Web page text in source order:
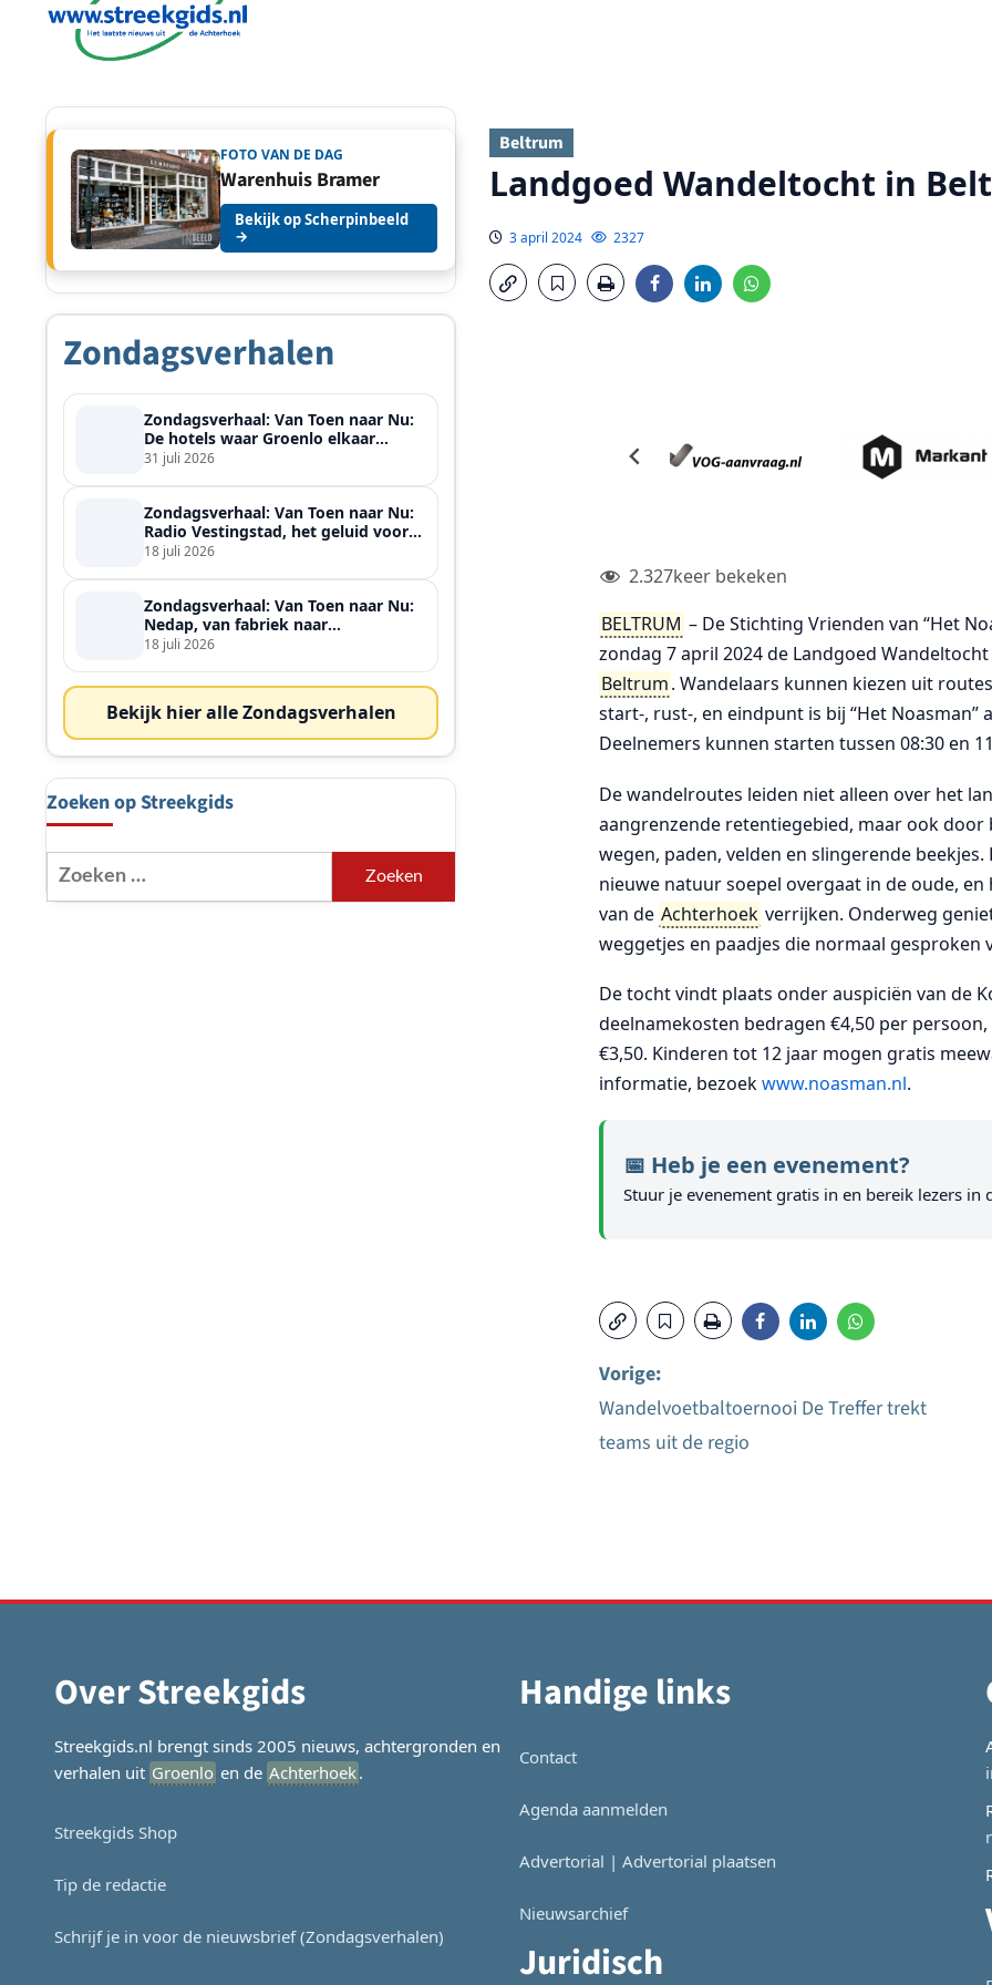
Beltrum
Landgoed Wandeltocht in
3 april 2024 2327
2.327keer bekeken
BELTRUM – De Stichting Vrienden van “Het
zondag 7 april 2024 de Landgoed
Beltrum. Wandelaars kunnen kiezen uit
start-, rust-, en eindpunt is bij “Het Noasman”
Deelnemers kunnen starten tussen 08:30 en
De wandelroutes leiden niet alleen over het
aangrenzende retentiegebied, maar ook
wegen, paden, velden en slingerende
nieuwe natuur soepel overgaat in de oude,
van de Achterhoek verrijken. Onderweg
weggetjes en paadjes die normaal gesproken
De tocht vindt plaats onder auspiciën van de
deelnamekosten bedragen €4,50 per
€3,50. Kinderen tot 12 jaar mogen gratis
informatie, bezoekwww.noasman.nl.
📅 Heb je een evenement?
Stuur je evenement gratis in en bereik lezers in
Bericht
Vorige:
Wandelvoetbaltoernooi De Treffer trekt
teams uit de regio
FOTO VAN DE DAG
Warenhuis Bramer
Bekijk op Scherpinbeeld
→
Zondagsverhalen
Zondagsverhaal: Van Toen naar Nu:
De hotels waar Groenlo elkaar
ontmoette
31 juli 2026
Zondagsverhaal: Van Toen naar Nu:
Radio Vestingstad, het geluid voor
heel de streek
18 juli 2026
Zondagsverhaal: Van Toen naar Nu:
Nedap, van fabriek naar
wereldspeler
18 juli 2026
Bekijk hier alle Zondagsverhalen
Zoeken op Streekgids
Zoeken
naar:
Over Streekgids
Streekgids.nl brengt sinds 2005 nieuws, achtergronden en
verhalen uit Groenlo en de Achterhoek.
Streekgids Shop
Tip de redactie
Schrijf je in voor de nieuwsbrief (Zondagsverhalen)
Handige links
Contact
Agenda aanmelden
Advertorial | Advertorial plaatsen
Nieuwsarchief
Juridisch